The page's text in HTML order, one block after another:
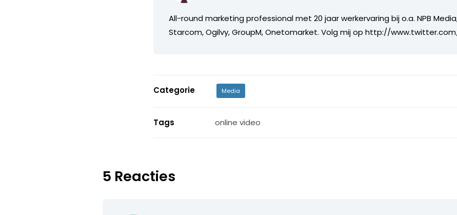
All-round marketing professional met 20 jaar werkervaring bij o.a. NPB
Starcom, Ogilvy, GroupM, Onetomarket. Volg mij op http://
Categorie Media
Tags online video
5 Reacties